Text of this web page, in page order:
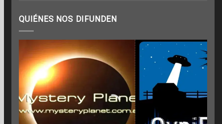
QUIÉNES NOS DIFUNDEN